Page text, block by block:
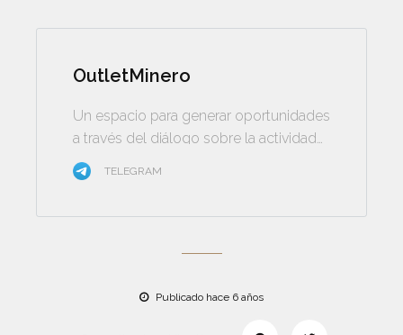
OutletMinero
Un espacio para generar oportunidades
a través del diálogo sobre la actividad
minera
TELEGRAM
Publicado hace 6 años